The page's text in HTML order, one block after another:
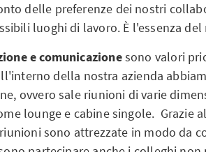
delle preferenze dei nostri
luoghi di lavoro. È l'essenza
e comunicazionesono valori
della nostra azienda
ovvero sale riunioni di varie
lounge e cabine singole. Grazie
sono attrezzate in modo da